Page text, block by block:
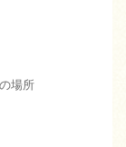
場所